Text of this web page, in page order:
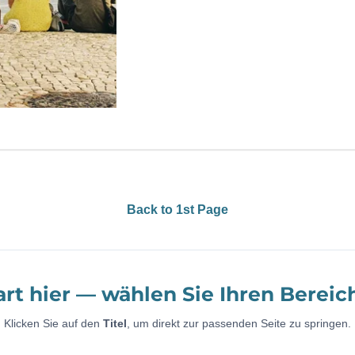
Back to 1st Page
hier — wählen Sie Ihren
Klicken Sie auf den Titel , um direkt zur passenden Seite zu springen.